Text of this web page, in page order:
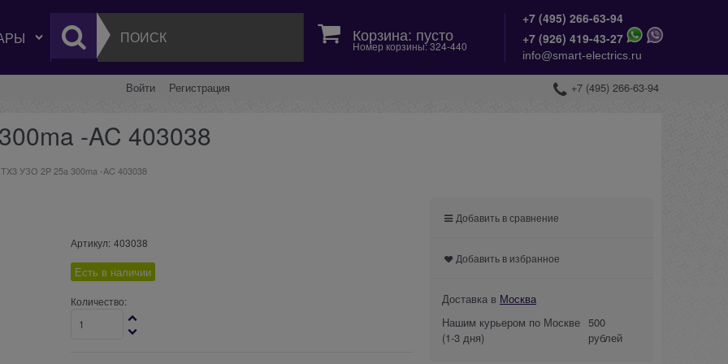
Корзина: пусто
Номер корзины: 324-440
+7 (495) 266-63-94
+7 (926) 419-43-27
info@smart-electrics.ru
Войти Регистрация +7 (495) 266-63-94
-AC 403038
УЗО 2P 25a 300ma -AC 403038
Артикул: 403038
Есть в наличии
Количество:
Добавить в сравнение
Добавить в избранное
Доставка в Москва
Нашим курьером по Москве
(1-3 дня)
500
рублей